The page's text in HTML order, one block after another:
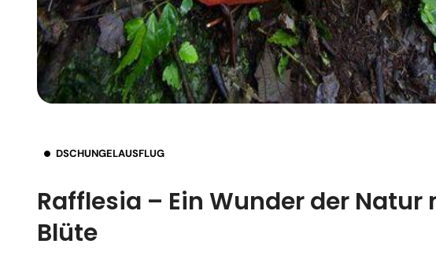
DSCHUNGELAUSFLUG
Rafflesia – Ein Wunder der
Blüte